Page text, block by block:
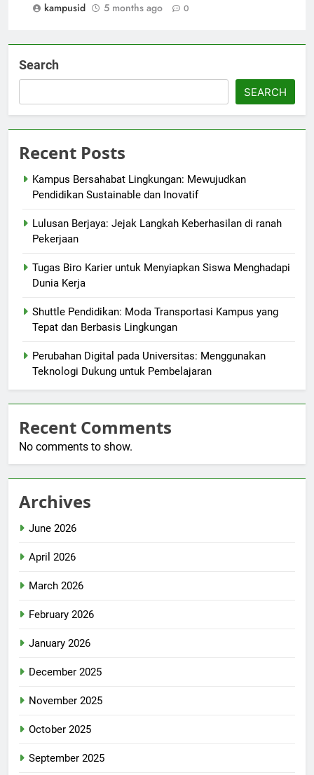
kampusid
5 months ago 0
Search
SEARCH
Recent Posts
Kampus Bersahabat Lingkungan: Mewujudkan
Pendidikan Sustainable dan Inovatif
Lulusan Berjaya: Jejak Langkah Keberhasilan di ranah
Pekerjaan
Tugas Biro Karier untuk Menyiapkan Siswa Menghadapi
Dunia Kerja
Shuttle Pendidikan: Moda Transportasi Kampus yang
Tepat dan Berbasis Lingkungan
Perubahan Digital pada Universitas: Menggunakan
Teknologi Dukung untuk Pembelajaran
Recent Comments
No comments to show.
Archives
June 2026
April 2026
March 2026
February 2026
January 2026
December 2025
November 2025
October 2025
September 2025